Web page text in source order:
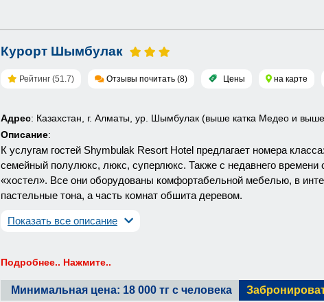
Курорт Шымбулак
Рейтинг (51.7) Отзывы почитать (8) Цены на карте
Адрес: Казахстан, г. Алматы, ур. Шымбулак (выше катка Медео и
Описание:
К услугам гостей Shymbulak Resort Hotel предлагает номера
семейный полулюкс, люкс, суперлюкс. Также с недавнего
«хостел». Все они оборудованы комфортабельной мебелью, в
пастельные тона, а часть комнат обшита деревом.
Показать все описание
Подробнее.. Нажмите..
Минимальная цена: 18 000 тг с человека